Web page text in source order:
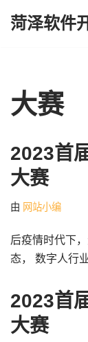
菏泽软件
大赛
2023首
大赛
由 网站小编
后疫情时代下
态， 数字人行
2023首
大赛